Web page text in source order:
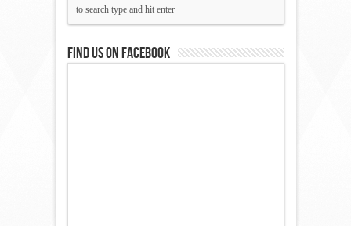
Find us on Facebook